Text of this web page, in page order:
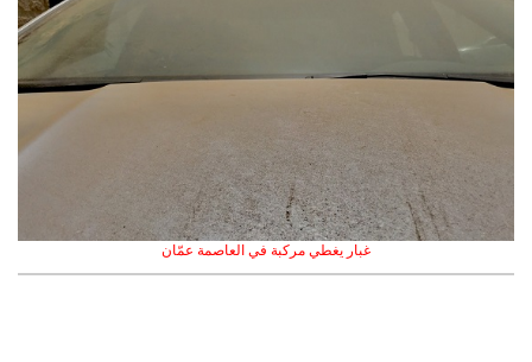
غبار يغطي مركبة في العاصمة عمّان